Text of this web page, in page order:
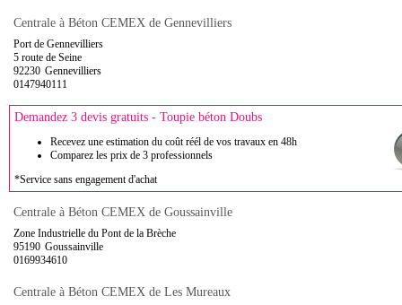
Centrale à Béton CEMEX de Gennevilliers
Port de Gennevilliers
5 route de Seine
92230 Gennevilliers
0147940111
Demandez 3 devis gratuits - Toupie béton Doubs
Recevez une estimation du coût réél de vos travaux en 48h
Comparez les prix de 3 professionnels
*Service sans engagement d'achat
Centrale à Béton CEMEX de Goussainville
Zone Industrielle du Pont de la Brèche
95190 Goussainville
0169934610
Centrale à Béton CEMEX de Les Mureaux